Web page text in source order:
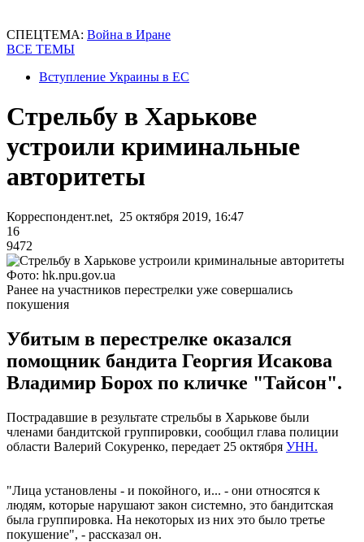
СПЕЦТЕМА: Война в Иране
ВСЕ ТЕМЫ
Вступление Украины в ЕС
Стрельбу в Харькове
устроили криминальные
авторитеты
Корреспондент.net, 25 октября 2019, 16:47
16
9472
Фото: hk.npu.gov.ua
Ранее на участников перестрелки уже совершались
покушения
Убитым в перестрелке оказался
помощник бандита Георгия Исакова
Владимир Борох по кличке "Тайсон".
Пострадавшие в результате стрельбы в Харькове были
членами бандитской группировки, сообщил глава полиции
области Валерий Сокуренко, передает 25 октября УНН.
"Лица установлены - и покойного, и... - они относятся к
людям, которые нарушают закон системно, это бандитская
была группировка. На некоторых из них это было третье
покушение", - рассказал он.